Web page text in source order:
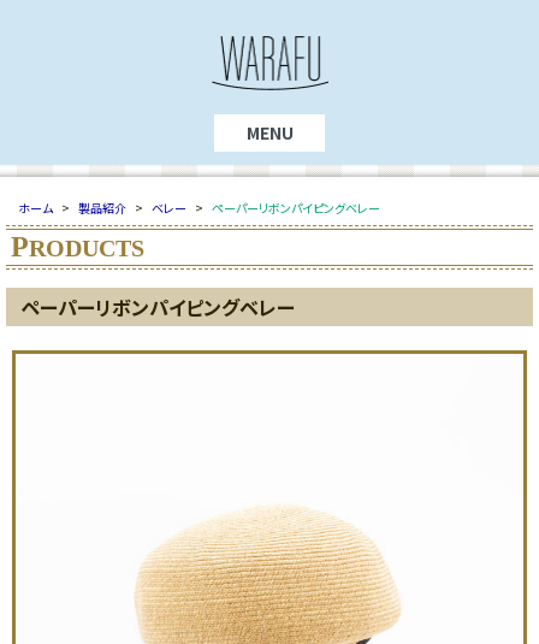
MENU
ホーム > 製品紹介 > ベレー > ペーパーリボンパイピングベレー
PRODUCTS
ペーパーリボンパイピングベレー